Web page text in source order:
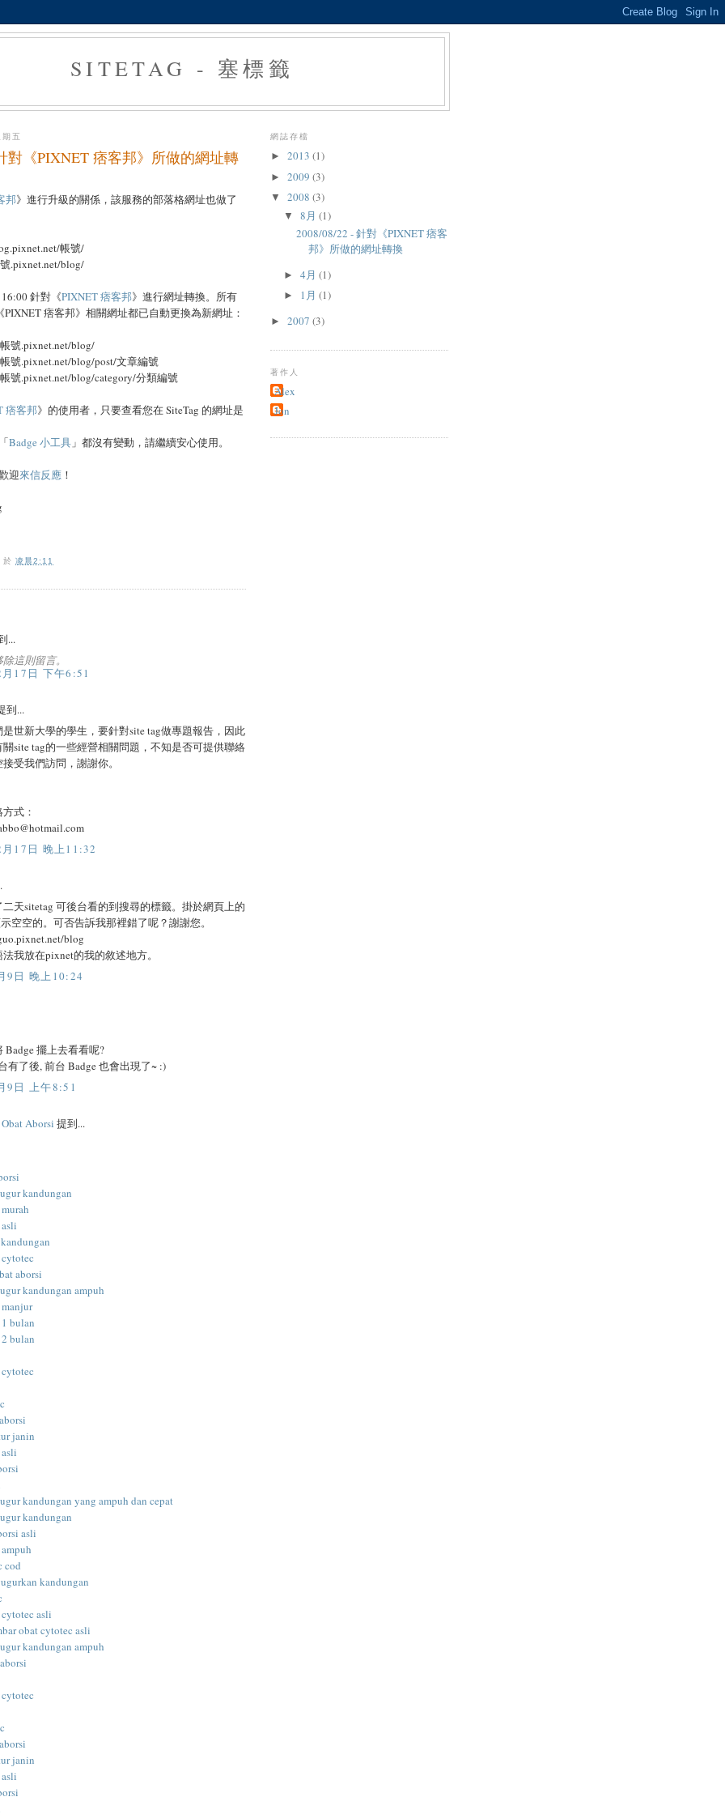
SITETAG - 塞標籤
五
對《PIXNET 痞客邦》所做的網址轉
邦》進行升級的關係，該服務的部落格網址也做了
帳號/
.pixnet.net/blog/
針對《PIXNET 痞客邦》進行網址轉換。所有
PIXNET 痞客邦》相關網址都已自動更換為新網址：
號.pixnet.net/blog/
號.pixnet.net/blog/post/文章編號
號.pixnet.net/blog/category/分類編號
痞客邦》的使用者，只要查看您在 SiteTag 的網址是
Badge 小工具 」都沒有變動，請繼續安心使用。
迎來信反應 ！
於凌晨2:11
...
這則留言。
17日 下午6:51
到...
世新大學的學生，要針對site tag做專題報告，因此
site tag的一些經營相關問題，不知是否可提供聯絡
受我們訪問，謝謝你。
式：
17日 晚上11:32
天sitetag 可後台看的到搜尋的標籤。掛於網頁上的
空空的。可否告訴我那裡錯了呢？謝謝您。
blog
我放在pixnet的我的敘述地方。
9日 晚上10:24
Badge 擺上去看看呢?
有了後, 前台 Badge 也會出現了~ :)
9日 上午8:51
Aborsi 提到...
kandungan
aborsi
kandungan ampuh
bulan
bulan
janin
kandungan yang ampuh dan cepat
kandungan
asli
cod
kandungan
asli
obat cytotec asli
kandungan ampuh
janin
網誌存檔
► 2013 (1)
► 2009 (3)
▼ 2008 (3)
▼ 8月 (1)
2008/08/22 - 針對《PIXNET 痞客
邦》所做的網址轉換
► 4月 (1)
► 1月 (1)
► 2007 (3)
著作人
Alex
Jon